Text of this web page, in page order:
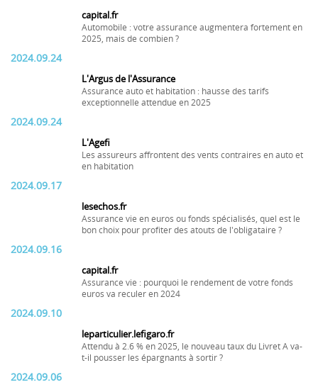
capital.fr
Automobile : votre assurance augmentera fortement en
2025, mais de combien ?
2024.09.24
L'Argus de l'Assurance
Assurance auto et habitation : hausse des tarifs
exceptionnelle attendue en 2025
2024.09.24
L'Agefi
Les assureurs affrontent des vents contraires en auto et
en habitation
2024.09.17
lesechos.fr
Assurance vie en euros ou fonds spécialisés, quel est le
bon choix pour profiter des atouts de l'obligataire ?
2024.09.16
capital.fr
Assurance vie : pourquoi le rendement de votre fonds
euros va reculer en 2024
2024.09.10
leparticulier.lefigaro.fr
Attendu à 2.6 % en 2025, le nouveau taux du Livret A va-
t-il pousser les épargnants à sortir ?
2024.09.06